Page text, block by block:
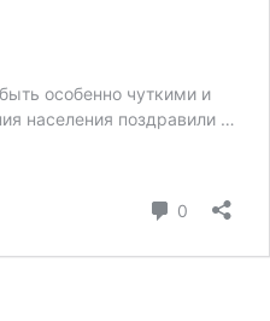
особенно чуткими и
населения поздравили …
0